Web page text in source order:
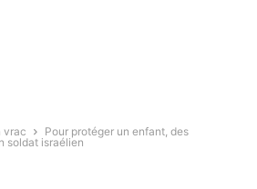
vrac
Pour protéger un enfant, des
soldat israélien